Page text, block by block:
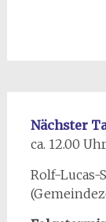
Nächster
ca. 12.00 Uhr
Rolf-Lucas-